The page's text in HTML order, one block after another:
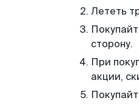
Лететь
сторону.
При
акции,